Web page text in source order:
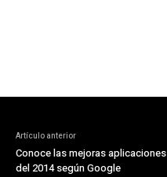
Artículo anterior
Conoce las mejoras aplicaciones
del 2014 según Google